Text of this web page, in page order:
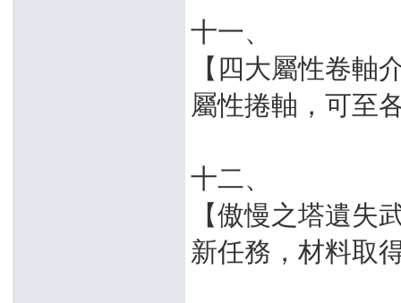
十一、
【四大屬性卷軸
屬性捲軸，可至
十二、
【傲慢之塔遺失
新任務，材料取